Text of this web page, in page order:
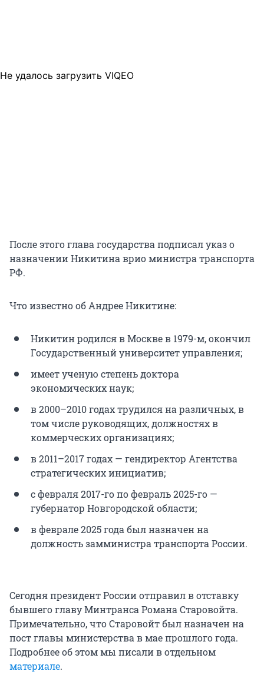
Не удалось загрузить VIQEO
После этого глава государства подписал указ о
назначении Никитина врио министра транспорта
РФ.
Что известно об Андрее Никитине:
Никитин родился в Москве в 1979-м, окончил
Государственный университет управления;
имеет ученую степень доктора
экономических наук;
в 2000–2010 годах трудился на различных, в
том числе руководящих, должностях в
коммерческих организациях;
в 2011–2017 годах — гендиректор Агентства
стратегических инициатив;
с февраля 2017-го по февраль 2025-го —
губернатор Новгородской области;
в феврале 2025 года был назначен на
должность замминистра транспорта России.
Сегодня президент России отправил в отставку
бывшего главу Минтранса Романа Старовойта.
Примечательно, что Старовойт был назначен на
пост главы министерства в мае прошлого года.
Подробнее об этом мы писали в отдельном
материале.